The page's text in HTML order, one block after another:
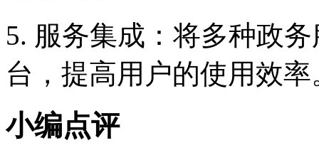
5. 服务集成：将多种政
台，提高用户的使用效率
小编点评